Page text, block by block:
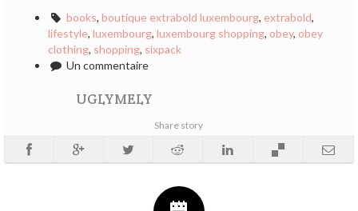
books, boutique extrabold luxembourg, extrabold,
lifestyle, luxembourg, luxembourg shopping, obey, obey
clothing, shopping, sixpack
Un commentaire
UGLYMELY
Share story